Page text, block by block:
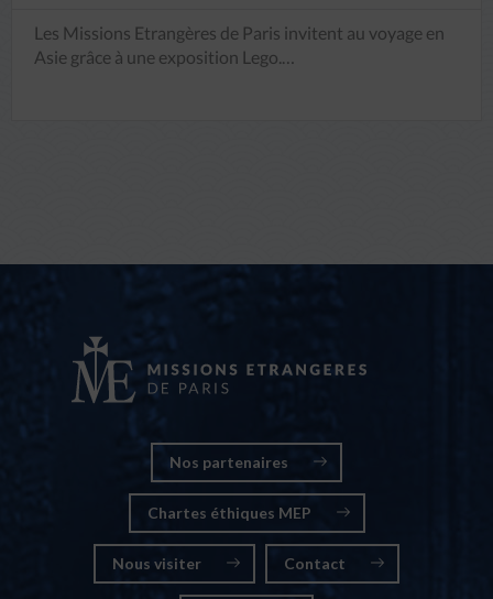
Les Missions Etrangères de Paris invitent au voyage en
Asie grâce à une exposition Lego.…
Nos partenaires
Chartes éthiques MEP
Nous visiter Contact